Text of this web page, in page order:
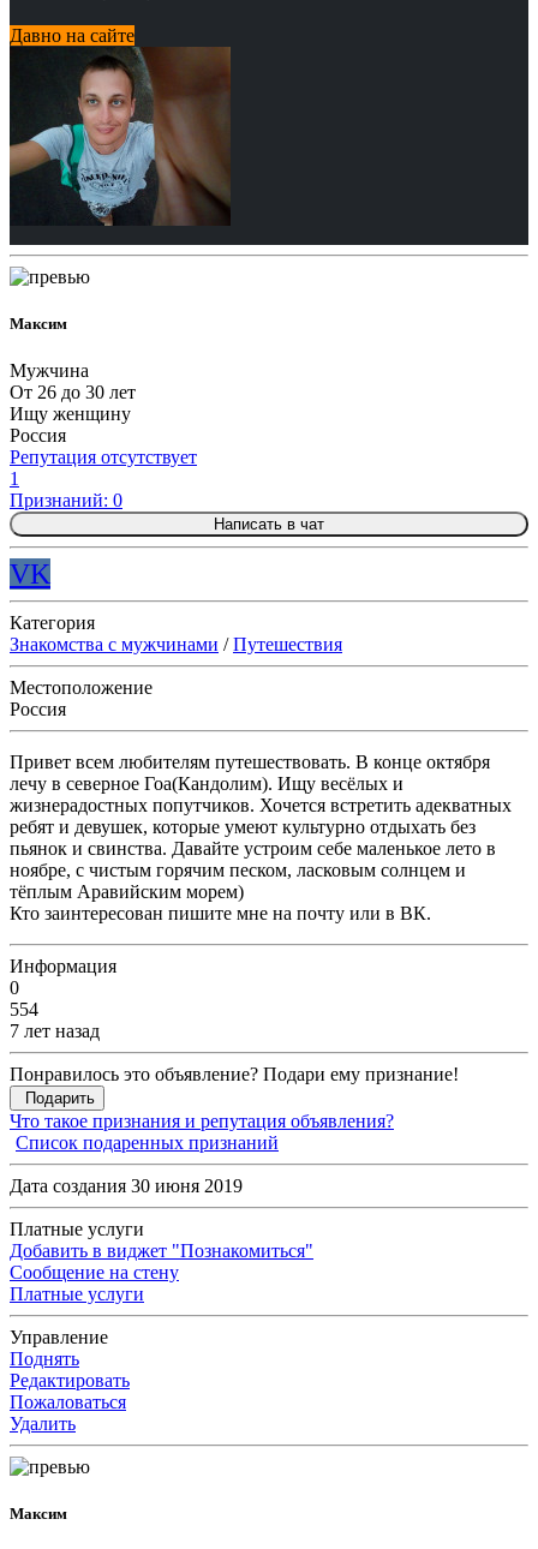
Давно на сайте
Максим
Мужчина
От 26 до 30 лет
Ищу женщину
Россия
Репутация отсутствует
1
Признаний: 0
Написать в чат
VK
Категория
Знакомства с мужчинами /Путешествия
Местоположение
Россия
Привет всем любителям путешествовать. В конце октября
лечу в северное Гоа(Кандолим). Ищу весёлых и
жизнерадостных попутчиков. Хочется встретить адекватных
ребят и девушек, которые умеют культурно отдыхать без
пьянок и свинства. Давайте устроим себе маленькое лето в
ноябре, с чистым горячим песком, ласковым солнцем и
тёплым Аравийским морем)
Кто заинтересован пишите мне на почту или в ВК.
Информация
0
554
7 лет назад
Понравилось это объявление? Подари ему признание!
Подарить
Что такое признания и репутация объявления?
Список подаренных признаний
Дата создания 30 июня 2019
Платные услуги
Добавить в виджет "Познакомиться"
Сообщение на стену
Платные услуги
Управление
Поднять
Редактировать
Пожаловаться
Удалить
Максим